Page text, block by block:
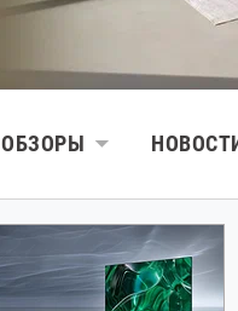
ОБЗОРЫ